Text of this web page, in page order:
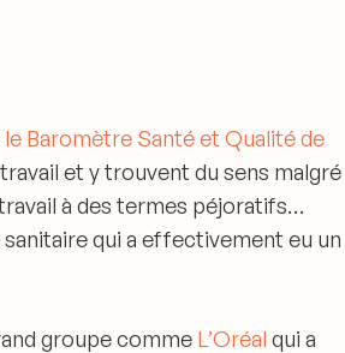
le Baromètre Santé et Qualité de
et y trouvent du sens malgré
à des termes péjoratifs…
qui a effectivement eu un
groupe comme L’Oréal qui a